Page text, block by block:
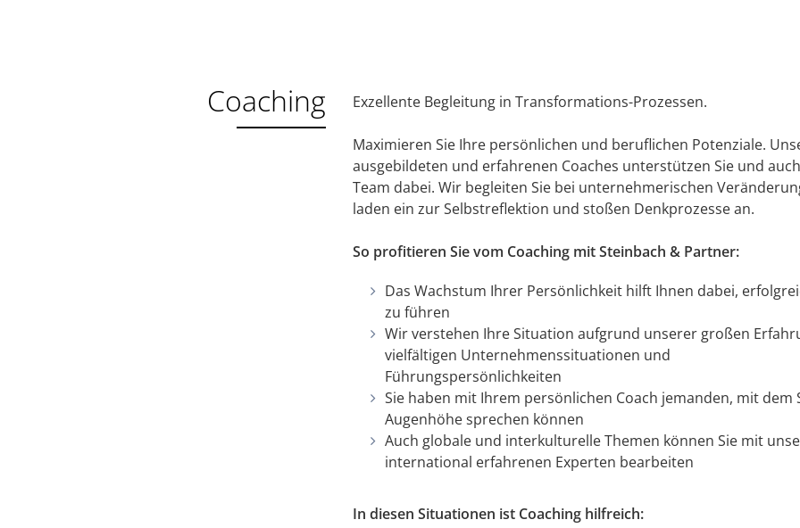
Coaching Exzellente Begleitung in Transformations-Prozessen.
Maximieren Sie Ihre persönlichen und beruflichen Potenziale.
ausgebildeten und erfahrenen Coaches unterstützen Sie und
Team dabei. Wir begleiten Sie bei unternehmerischen
laden ein zur Selbstreflektion und stoßen Denkprozesse an.
So profitieren Sie vom Coaching mit Steinbach & Partner:
Das Wachstum Ihrer Persönlichkeit hilft Ihnen dabei,
zu führen
Wir verstehen Ihre Situation aufgrund unserer großen
vielfältigen Unternehmenssituationen und
Führungspersönlichkeiten
Sie haben mit Ihrem persönlichen Coach jemanden, mit dem
Augenhöhe sprechen können
Auch globale und interkulturelle Themen können Sie mit
international erfahrenen Experten bearbeiten
In diesen Situationen ist Coaching hilfreich: